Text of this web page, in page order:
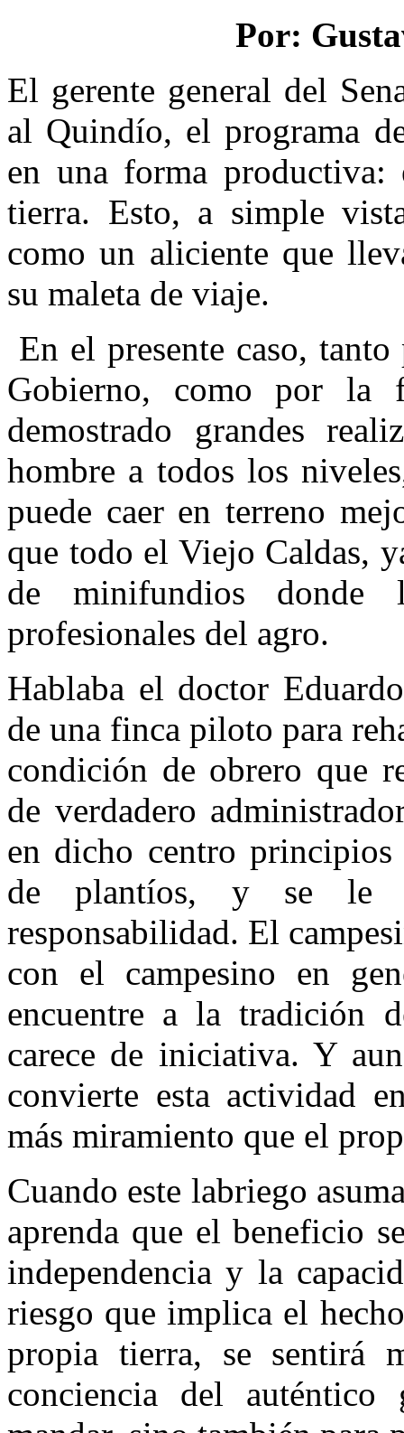
Por:
El gerente general del
al Quindío, el programa
en una forma productiva:
tierra. Esto, a simple
como un aliciente que
su maleta de viaje.
En el presente caso,
Gobierno, co­mo por la
demostrado grandes
hombre a todos los
puede caer en terreno
que todo el Viejo Caldas,
de minifundios donde
profesionales del agro.
Hablaba el doctor
de una finca piloto para
condición de obrero que
de ver­dadero
en dicho centro
de plantíos, y se le
responsabilidad. El
con el campesino en
encuentre a la tradición
care­ce de iniciativa. Y
convierte esta activi­dad
más miramiento que el
Cuando este labriego
aprenda que el beneficio
independencia y la
ries­go que implica el
propia tierra, se sentirá
conciencia del